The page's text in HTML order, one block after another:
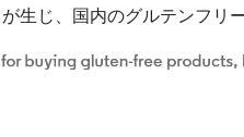
生じ、国内のグルテンフリ